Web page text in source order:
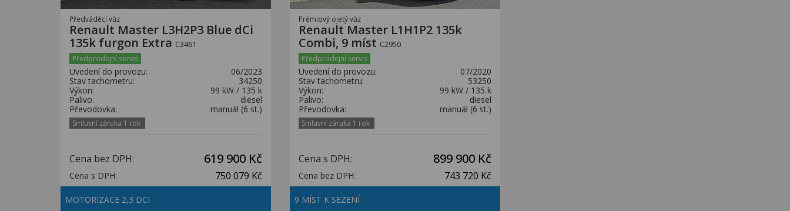
Předváděcí vůz
Renault Master L3H2P3 Blue dCi
135k furgon Extra C3461
Předprodejní servis
Uvedení do provozu:
06/2023
Stav tachometru:
34250
Výkon:
99 kW / 135 k
Palivo:
diesel
Převodovka:
manuál (6 st.)
Smluvní záruka 1 rok
Cena bez DPH: 619 900 Kč
Cena s DPH: 750 079 Kč
MOTORIZACE 2,3 DCI
Prémiový ojetý vůz
Renault Master L1H1P2 135k
Combi, 9 míst C2950
Předprodejní servis
Uvedení do provozu:
07/2020
Stav tachometru:
53250
Výkon:
99 kW / 135 k
Palivo:
diesel
Převodovka:
manuál (6 st.)
Smluvní záruka 1 rok
Cena s DPH: 899 900 Kč
Cena bez DPH: 743 720 Kč
9 MÍST K SEZENÍ